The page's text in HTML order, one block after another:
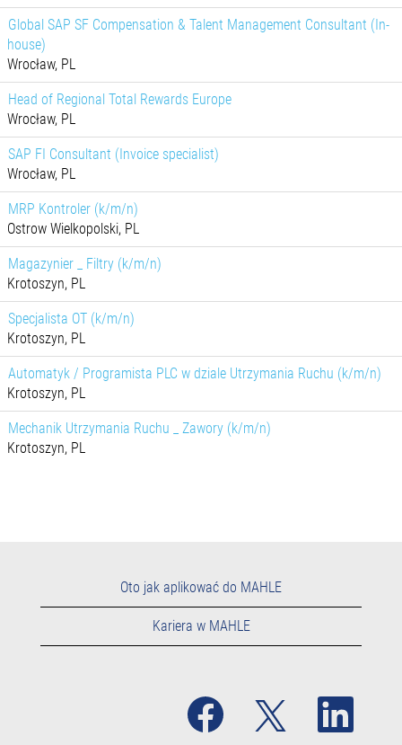
Global SAP SF Compensation & Talent Management Consultant (In-
house)
Wrocław, PL
Head of Regional Total Rewards Europe
Wrocław, PL
SAP FI Consultant (Invoice specialist)
Wrocław, PL
MRP Kontroler (k/m/n)
Ostrow Wielkopolski, PL
Magazynier _ Filtry (k/m/n)
Krotoszyn, PL
Specjalista OT (k/m/n)
Krotoszyn, PL
Automatyk / Programista PLC w dziale Utrzymania Ruchu (k/m/n)
Krotoszyn, PL
Mechanik Utrzymania Ruchu _ Zawory (k/m/n)
Krotoszyn, PL
Oto jak aplikować do MAHLE
Kariera w MAHLE
w
O
w
O
w